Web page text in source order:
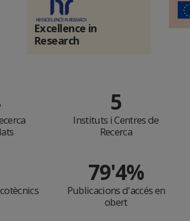
Excellence in
Research
5
Instituts i Centres de
Recerca
79'4%
Publicacions d'accés en
obert